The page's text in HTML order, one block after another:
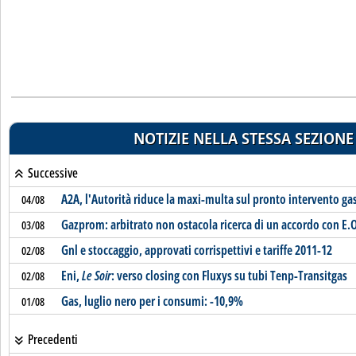
NOTIZIE NELLA STESSA SEZIONE
Successive
04/08 A2A, l'Autorità riduce la maxi-multa sul pronto intervento
03/08 Gazprom: arbitrato non ostacola ricerca di un accordo con
02/08 Gnl e stoccaggio, approvati corrispettivi e tariffe 2011-12
02/08 Eni,Le Soir: verso closing con Fluxys su tubi Tenp-Transitgas
01/08 Gas, luglio nero per i consumi: -10,9%
Precedenti